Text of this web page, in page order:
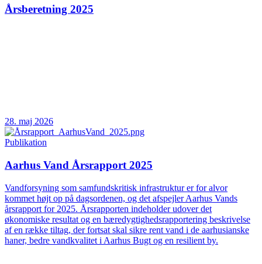
Årsberetning 2025
28. maj 2026
Publikation
Aarhus Vand Årsrapport 2025
Vandforsyning som samfundskritisk infrastruktur er for alvor
kommet højt op på dagsordenen, og det afspejler Aarhus Vands
årsrapport for 2025. Årsrapporten indeholder udover det
økonomiske resultat og en bæredygtighedsrapportering beskrivelse
af en række tiltag, der fortsat skal sikre rent vand i de aarhusianske
haner, bedre vandkvalitet i Aarhus Bugt og en resilient by.